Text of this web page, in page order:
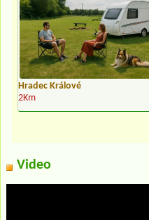
Hradec Králové
2Km
Video